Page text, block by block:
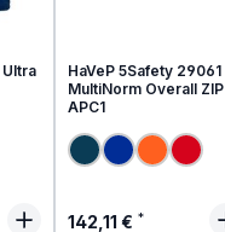
HaVeP 5Safety 29061
MultiNorm Overall ZIP |
APC1
Regulärer Preis:
142,11 €